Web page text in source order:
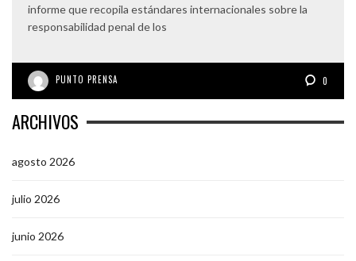
informe que recopila estándares internacionales sobre la
responsabilidad penal de los
PUNTO PRENSA 0
ARCHIVOS
agosto 2026
julio 2026
junio 2026